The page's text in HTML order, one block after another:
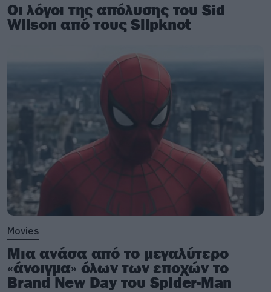
Οι λόγοι της απόλυσης του Sid
Wilson από τους Slipknot
Movies
Μια ανάσα από το μεγαλύτερο
«άνοιγμα» όλων των εποχών το
Brand New Day του Spider-Man